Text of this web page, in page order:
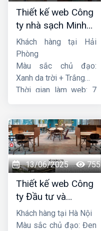
Thiết kế web Công
ty nhà sạch Minh
Dương
Khách hàng tại Hải
Phòng
Màu sắc chủ đạo:
Xanh da trời + Trắng
Thời gian làm web: 7
13/06/2025 755
Thiết kế web Công
ty Đầu tư và
Thương mại Five-
Star
Khách hàng tại Hà Nội
Màu sắc chủ đạo: Đen